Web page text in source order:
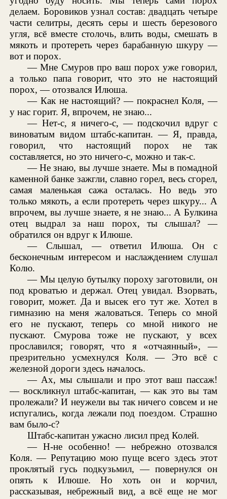
делаем. Боровиков узнал состав: двадцать четыре
части селитры, десять серы и шесть березового
угля, всё вместе столочь, влить воды, смешать в
мякоть и протереть через барабанную шкуру —
вот и порох.
— Мне Смуров про ваш порох уже говорил,
а только папа говорит, что это не настоящий
порох, — отозвался Илюша.
— Как не настоящий? — покраснел Коля, —
у нас горит. Я, впрочем, не знаю...
— Нет-с, я ничего-с, — подскочил вдруг с
виноватым видом штабс-капитан. — Я, правда,
говорил, что настоящий порох не так
составляется, но это ничего-с, можно и так-с.
— Не знаю, вы лучше знаете. Мы в помадной
каменной банке зажгли, славно горел, весь сгорел,
самая маленькая сажа осталась. Но ведь это
только мякоть, а если протереть через шкуру... А
впрочем, вы лучше знаете, я не знаю... А Булкина
отец выдрал за наш порох, ты слышал? —
обратился он вдруг к Илюше.
— Слышал, — ответил Илюша. Он с
бесконечным интересом и наслаждением слушал
Колю.
— Мы целую бутылку пороху заготовили, он
под кроватью и держал. Отец увидал. Взорвать,
говорит, может. Да и высек его тут же. Хотел в
гимназию на меня жаловаться. Теперь со мной
его не пускают, теперь со мной никого не
пускают. Смурова тоже не пускают, у всех
прославился; говорят, что я «отчаянный», —
презрительно усмехнулся Коля. — Это всё с
железной дороги здесь началось.
— Ах, мы слышали и про этот ваш пассаж!
— воскликнул штабс-капитан, — как это вы там
пролежали? И неужели вы так ничего совсем и не
испугались, когда лежали под поездом. Страшно
вам было-с?
Штабс-капитан ужасно лисил пред Колей.
— Н-не особенно! — небрежно отозвался
Коля. — Репутацию мою пуще всего здесь этот
проклятый гусь подкузьмил, — повернулся он
опять к Илюше. Но хоть он и корчил,
рассказывая, небрежный вид, а всё еще не мог